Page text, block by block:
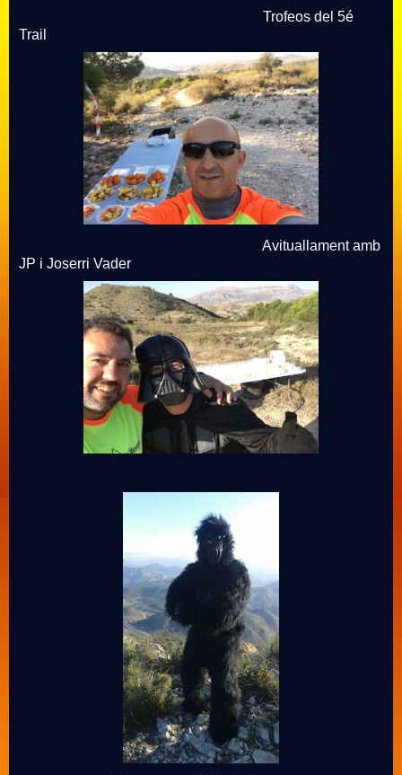
Trofeos del 5é
Trail
Avituallament amb
JP i Joserri Vader